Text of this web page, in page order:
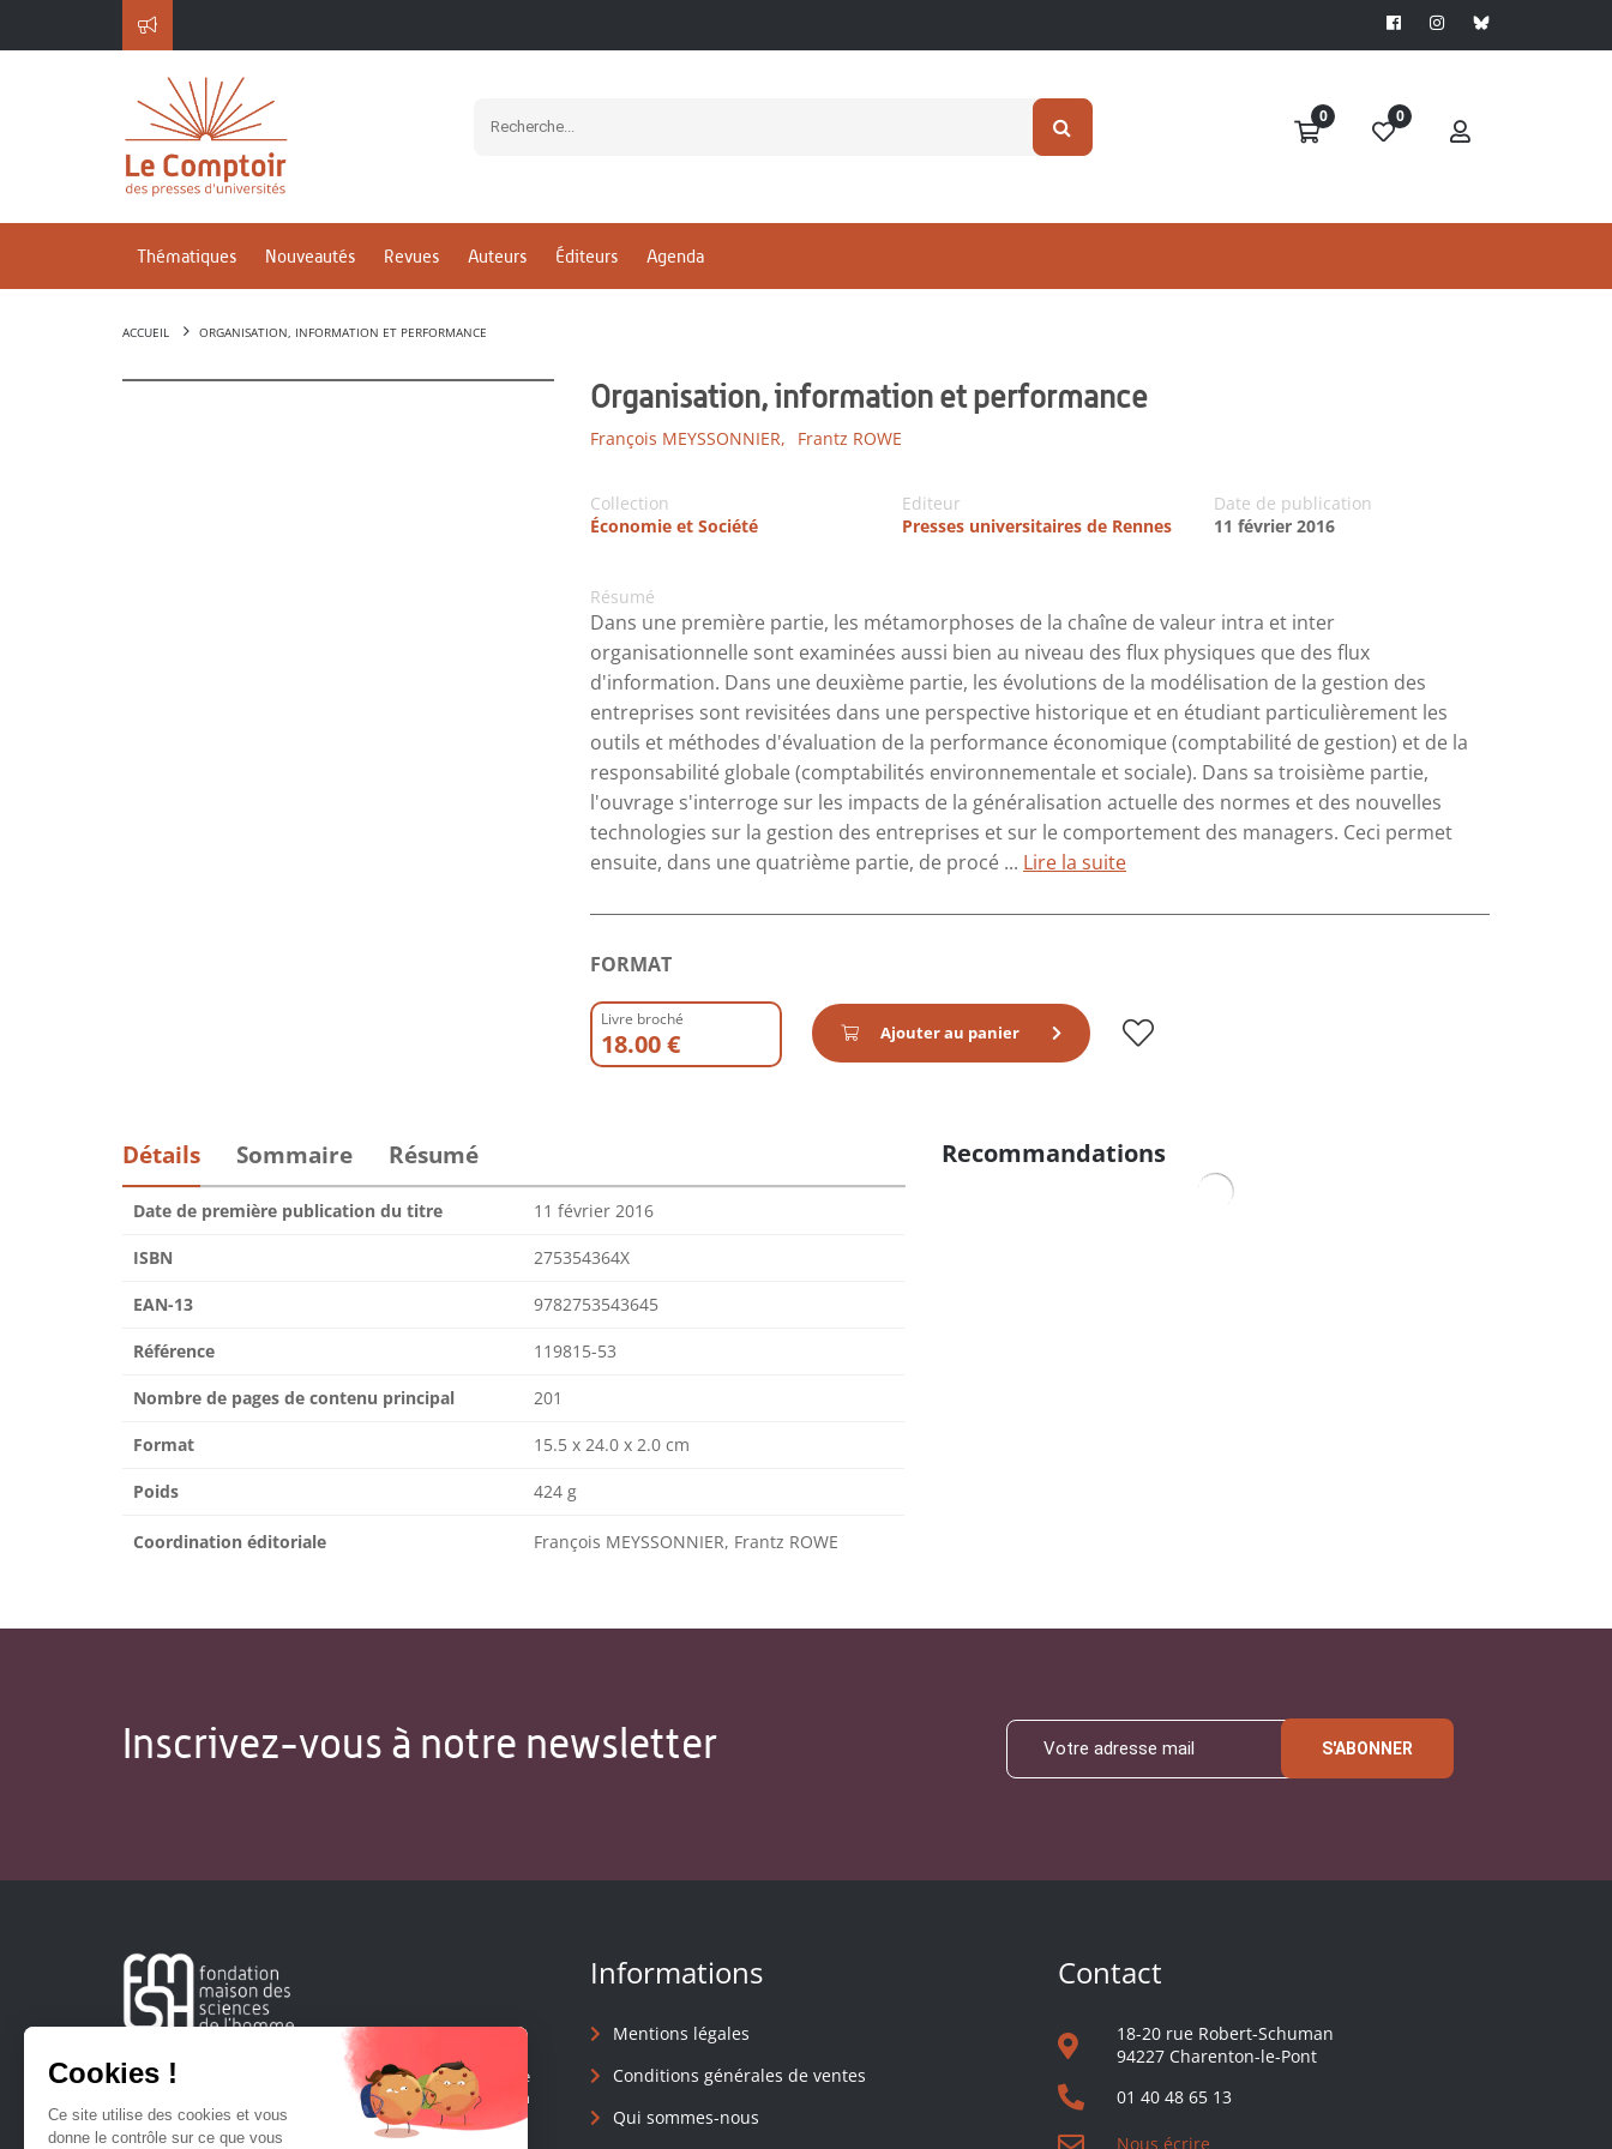
0 0
Thématiques Nouveautés Revues Auteurs Éditeurs Agenda
ACCUEIL ORGANISATION, INFORMATION ET PERFORMANCE
Organisation, information et performance
François MEYSSONNIER, Frantz ROWE
Collection
Économie et Société
Editeur
Presses universitaires de Rennes
Date de publication
11 février 2016
Résumé
Dans une première partie, les métamorphoses de la chaîne de valeur intra et inter
organisationnelle sont examinées aussi bien au niveau des flux physiques que des flux
d'information. Dans une deuxième partie, les évolutions de la modélisation de la gestion des
entreprises sont revisitées dans une perspective historique et en étudiant particulièrement les
outils et méthodes d'évaluation de la performance économique (comptabilité de gestion) et de la
responsabilité globale (comptabilités environnementale et sociale). Dans sa troisième partie,
l'ouvrage s'interroge sur les impacts de la généralisation actuelle des normes et des nouvelles
technologies sur la gestion des entreprises et sur le comportement des managers. Ceci permet
ensuite, dans une quatrième partie, de procé ... Lire la suite
FORMAT
Livre broché
18.00 € Ajouter au panier
Détails Sommaire Résumé
Date de première publication du titre 11 février 2016
ISBN 275354364X
EAN-13 9782753543645
Référence 119815-53
Nombre de pages de contenu principal 201
Format 15.5 x 24.0 x 2.0 cm
Poids 424 g
Coordination éditoriale François MEYSSONNIER, Frantz ROWE
Recommandations
Inscrivez-vous à notre newsletter S'ABONNER
Créée en 1963, la Fondation Maison Sciences de l'Homme
soutient la recherche et la diffusion des connaissances en
sciences humaines et sociales.
Informations
Mentions légales
Conditions générales de ventes
Qui sommes-nous
Contact
18-20 rue Robert-Schuman
94227 Charenton-le-Pont
01 40 48 65 13
Nous écrire